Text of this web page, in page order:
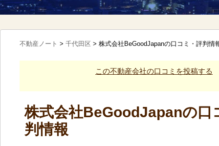
不動産ノート > 千代田区 > 株式会社BeGoodJapanの口コミ・評判情
この不動産会社の口コミを投稿する
株式会社BeGoodJapanの口
判情報